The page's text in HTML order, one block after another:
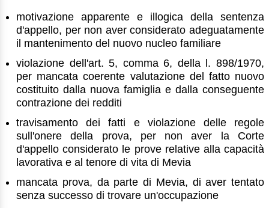
motivazione apparente e illogica della sentenza
d'appello, per non aver considerato adeguatamente
il mantenimento del nuovo nucleo familiare
violazione dell'art. 5, comma 6, della l. 898/1970,
per mancata coerente valutazione del fatto nuovo
costituito dalla nuova famiglia e dalla conseguente
contrazione dei redditi
travisamento dei fatti e violazione delle regole
sull'onere della prova, per non aver la Corte
d'appello considerato le prove relative alla capacità
lavorativa e al tenore di vita di Mevia
mancata prova, da parte di Mevia, di aver tentato
senza successo di trovare un'occupazione